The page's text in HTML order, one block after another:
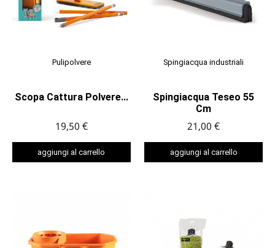
Pulipolvere
Scopa Cattura Polvere...
19,50 €
aggiungi al carrello
Spingiacqua industriali
Spingiacqua Teseo 55
Cm
21,00 €
aggiungi al carrello